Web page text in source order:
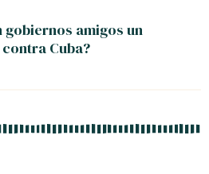
amigos un
Cuba?